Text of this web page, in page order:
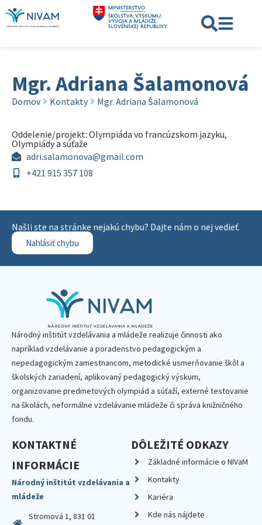
Mgr. Adriana Šalamonová
Domov Kontakty Mgr. Adriana Šalamonová
Oddelenie/projekt: Olympiáda vo francúzskom jazyku,
Olympiády a súťaže
adri.salamonova@gmail.com
+421 915 357 108
Našli ste na stránke nejakú chybu? Dajte nám o nej vedieť.
Nahlásiť chybu
Národný inštitút vzdelávania a mládeže realizuje činnosti ako
napríklad vzdelávanie a poradenstvo pedagogickým a
nepedagogickým zamestnancom, metodické usmerňovanie škôl a
školských zariadení, aplikovaný pedagogický výskum,
organizovanie predmetových olympiád a súťaží, externé testovanie
na školách, neformálne vzdelávanie mládeže či správa knižničného
fondu.
KONTAKTNÉ
INFORMÁCIE
Národný inštitút vzdelávania a
mládeže
Stromová 1, 831 01
DÔLEŽITÉ ODKAZY
Základné informácie o NIVaM
Kontakty
Kariéra
Kde nás nájdete